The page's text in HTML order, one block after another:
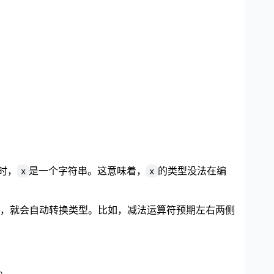
， x 是一个字符串。这意味着， x 的类型没法在编
就会自动转换类型。比如，减法运算符预期左右两侧